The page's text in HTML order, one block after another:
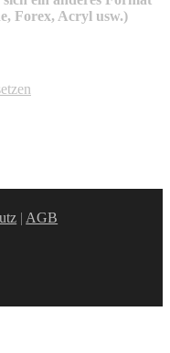
Forex, Acryl usw.)
| AGB